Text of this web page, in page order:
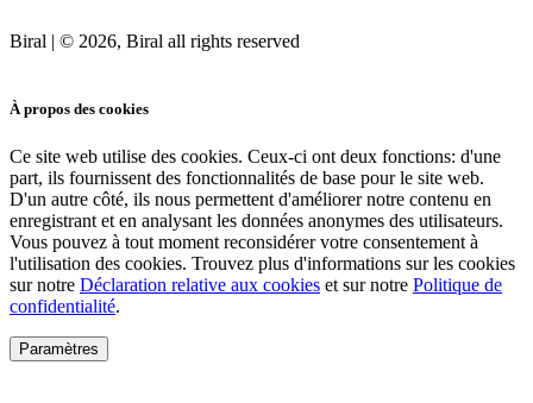
Biral | © 2026, Biral all rights reserved
À propos des cookies
Ce site web utilise des cookies. Ceux-ci ont deux fonctions: d'une
part, ils fournissent des fonctionnalités de base pour le site web.
D'un autre côté, ils nous permettent d'améliorer notre contenu en
enregistrant et en analysant les données anonymes des utilisateurs.
Vous pouvez à tout moment reconsidérer votre consentement à
l'utilisation des cookies. Trouvez plus d'informations sur les cookies
sur notre Déclaration relative aux cookies et sur notre Politique de
confidentialité.
Paramètres